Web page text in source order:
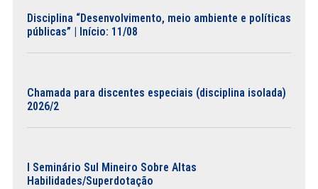
Disciplina “Desenvolvimento, meio ambiente e políticas
públicas” | Início: 11/08
Chamada para discentes especiais (disciplina isolada)
2026/2
I Seminário Sul Mineiro Sobre Altas
Habilidades/Superdotação